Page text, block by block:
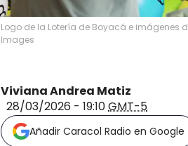
Logo de la Lotería de Boyacá e imágenes
Images
Viviana Andrea Matiz
28/03/2026 - 19:10GMT-5
Añadir Caracol Radio en Google